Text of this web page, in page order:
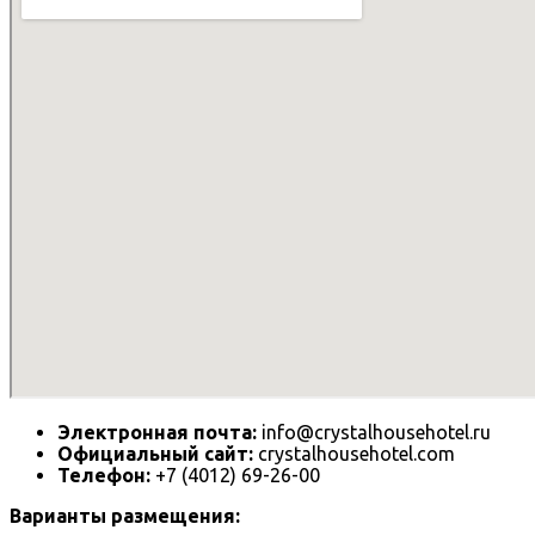
Электронная почта: info@crystalhousehotel.ru
Официальный сайт: crystalhousehotel.com
Телефон: +7 (4012) 69-26-00
Варианты размещения: